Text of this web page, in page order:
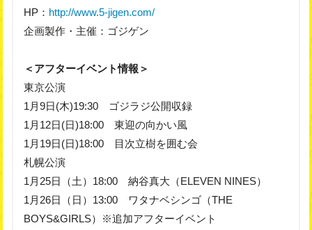
HP： http://www.5-jigen.com/
企画製作・主催：ゴジゲン
＜アフターイベント情報＞
東京公演
1月9日(木)19:30 ゴジラジ公開収録
1月12日(日)18:00 東迎の向かい風
1月19日(日)18:00 目次立樹を囲む会
札幌公演
1月25日（土）18:00 納谷真大（ELEVEN NINES）
1月26日（日）13:00 ワタナベシンゴ（THE
BOYS&GIRLS）※追加アフターイベント